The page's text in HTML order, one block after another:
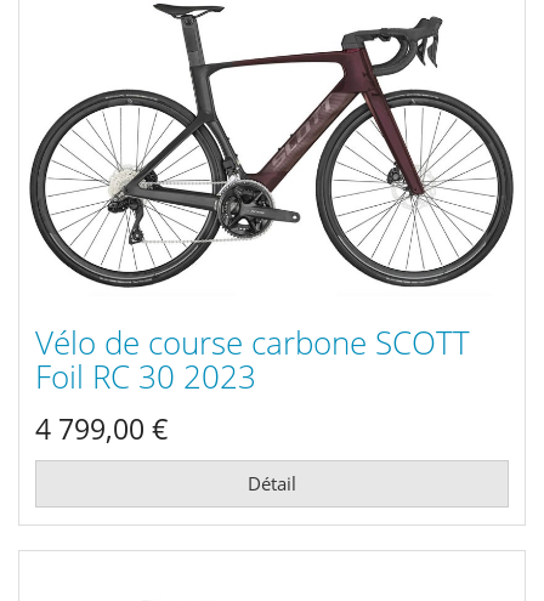
Vélo de course carbone SCOTT
Foil RC 30 2023
4 799,00 €
Détail